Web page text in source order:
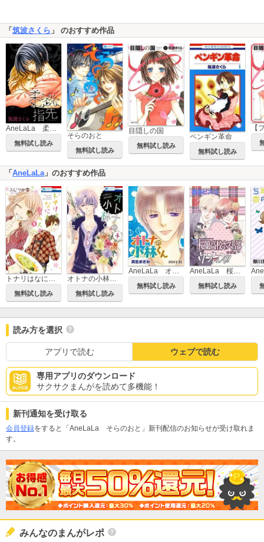
「筑波さくら 」 のおすすめ作品
無料試し読み
そらのおと
無料試し読み
目隠しの国
無料試し読み
ペンギン革命
無料試し読み
「 AneLaLa」のおすすめ作品
トナリはなにを食う人ぞ
無料試し読み
オトナの小林くん
無料試し読み
AneLaLa オトナの小林くん
無料試し読み
AneLaLa 桜蘭高校ホスト部 特別編
無料試し読み
読み方を選択
アプリで読む ウェブで読む
専用アプリのダウンロード
サクサクまんがを読めて多機能！
新刊通知を受け取る
会員登録をすると「AneLaLa そらのおと」新刊配信のお知らせが受け取れま
す。
みんなのまんがレポ